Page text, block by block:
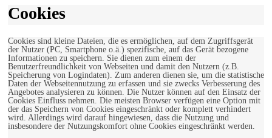
Cookies
Cookies sind kleine Dateien, die es ermöglichen, auf dem Zugriffsgerät
der Nutzer (PC, Smartphone o.ä.) spezifische, auf das Gerät bezogene
Informationen zu speichern. Sie dienen zum einem der
Benutzerfreundlichkeit von Webseiten und damit den Nutzern (z.B.
Speicherung von Logindaten). Zum anderen dienen sie, um die statistische
Daten der Webseitennutzung zu erfassen und sie zwecks Verbesserung des
Angebotes analysieren zu können. Die Nutzer können auf den Einsatz der
Cookies Einfluss nehmen. Die meisten Browser verfügen eine Option mit
der das Speichern von Cookies eingeschränkt oder komplett verhindert
wird. Allerdings wird darauf hingewiesen, dass die Nutzung und
insbesondere der Nutzungskomfort ohne Cookies eingeschränkt werden.